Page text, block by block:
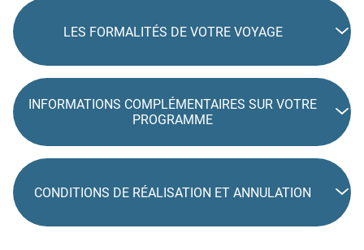
LES FORMALITÉS DE VOTRE VOYAGE
INFORMATIONS COMPLÉMENTAIRES SUR VOTRE
PROGRAMME
CONDITIONS DE RÉALISATION ET ANNULATION